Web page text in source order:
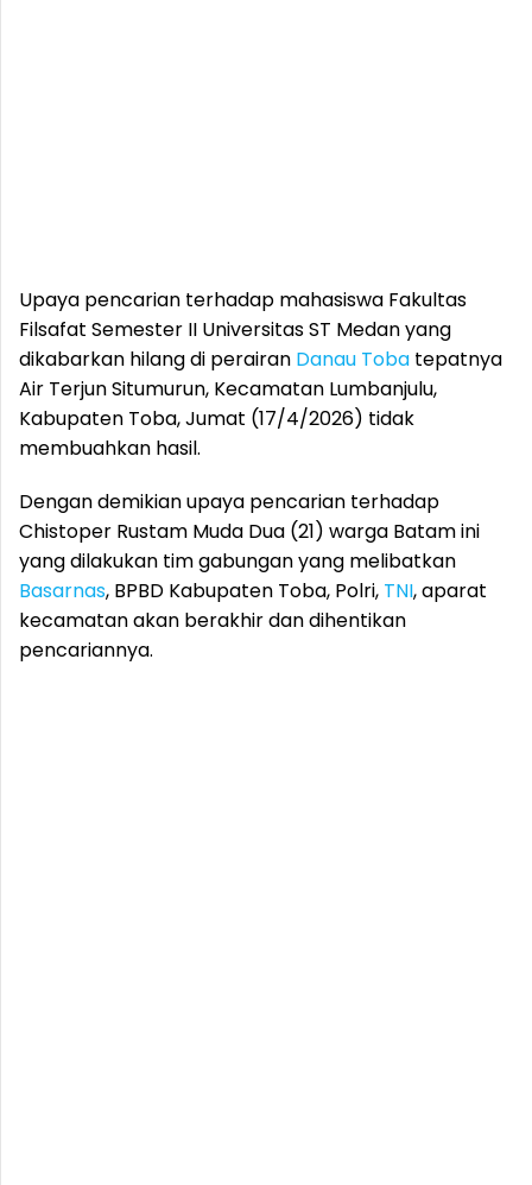
Upaya pencarian terhadap mahasiswa Fakultas
Filsafat Semester II Universitas ST Medan yang
dikabarkan hilang di perairan Danau Toba tepatnya
Air Terjun Situmurun, Kecamatan Lumbanjulu,
Kabupaten Toba, Jumat (17/4/2026) tidak
membuahkan hasil.
Dengan demikian upaya pencarian terhadap
Chistoper Rustam Muda Dua (21) warga Batam ini
yang dilakukan tim gabungan yang melibatkan
Basarnas, BPBD Kabupaten Toba, Polri, TNI, aparat
kecamatan akan berakhir dan dihentikan
pencariannya.